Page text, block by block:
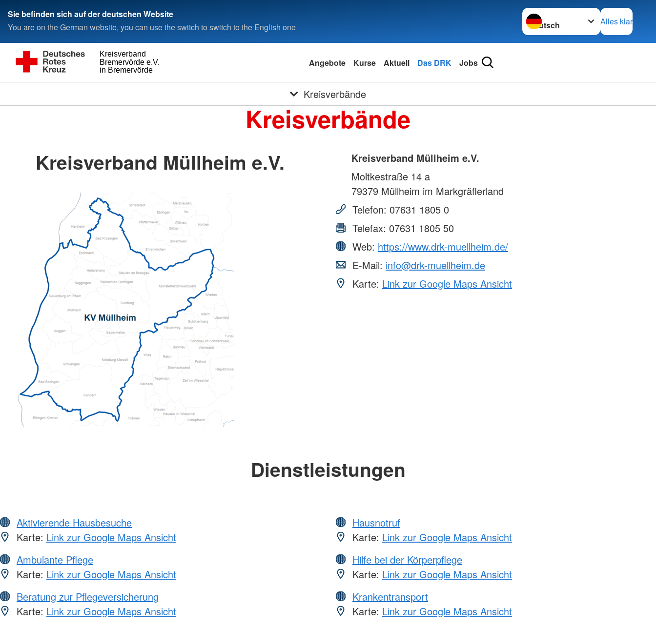
Sie befinden sich auf der deutschen Website
You are on the German website, you can use the switch to switch to the English one
Sprache wechseln zu
Alles klar
in Bremervörde
Bremervörde e.V.
Kreisverband
Angebote Kurse Aktuell Das DRK Jobs
Kreisverbände
Kreisverbände
Kreisverband Müllheim e.V.
Kreisverband Müllheim e.V.
Moltkestraße 14 a
79379 Müllheim im Markgräflerland
Telefon: 07631 1805 0
Telefax: 07631 1805 50
Web: https://www.drk-muellheim.de/
E-Mail: info@drk-muellheim.de
Karte: Link zur Google Maps Ansicht
Dienstleistungen
Aktivierende Hausbesuche
Karte: Link zur Google Maps Ansicht
Ambulante Pflege
Karte: Link zur Google Maps Ansicht
Beratung zur Pflegeversicherung
Karte: Link zur Google Maps Ansicht
Hausnotruf
Karte: Link zur Google Maps Ansicht
Hilfe bei der Körperpflege
Karte: Link zur Google Maps Ansicht
Krankentransport
Karte: Link zur Google Maps Ansicht